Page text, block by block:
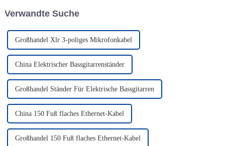
Verwandte Suche
Großhandel Xlr 3-poliges Mikrofonkabel
China Elektrischer Bassgitarrenständer
Großhandel Ständer Für Elektrische Bassgitarren
China 150 Fuß flaches Ethernet-Kabel
Großhandel 150 Fuß flaches Ethernet-Kabel